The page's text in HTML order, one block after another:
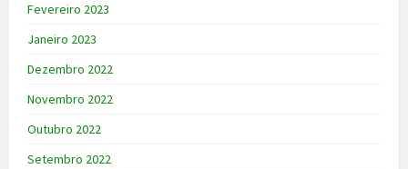
Fevereiro 2023
Janeiro 2023
Dezembro 2022
Novembro 2022
Outubro 2022
Setembro 2022